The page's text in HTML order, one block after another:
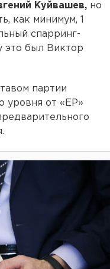
Куйвашев, но
как минимум, 1
спарринг-
это был Виктор
партии
уровня от «ЕР»